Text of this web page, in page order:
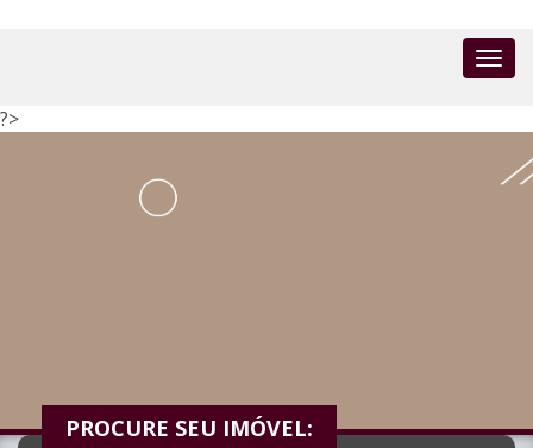
?>
PROCURE SEU IMÓVEL: